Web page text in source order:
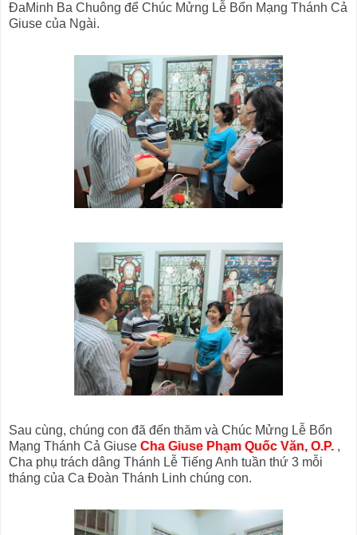
ĐaMinh Ba Chuông để Chúc Mửng Lễ Bổn Mạng Thánh Cả
Giuse của Ngài.
Sau cùng, chúng con đã đến thăm và Chúc Mửng Lễ Bổn
Mạng Thánh Cả Giuse Cha Giuse Phạm Quốc Văn, O.P. ,
Cha phụ trách dâng Thánh Lễ Tiếng Anh tuần thứ 3 mỗi
tháng của Ca Đoàn Thánh Linh chúng con.